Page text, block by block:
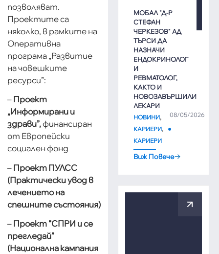
позволяват.
Проектите са
няколко, в рамките на
Оперативна
програма „Развитие
на човешките
ресурси”:
–Проект
„Информирани и
здрави”,финансиран
от Европейски
социален фонд
–ПроектПУЛСС
(Практически увод в
лечението на
спешните състояния)
–Проект “СПРИ и се
прегледай”
(Национална кампания
МОБАЛ "Д-Р
СТЕФАН
ЧЕРКЕЗОВ" АД
ТЪРСИ ДА
НАЗНАЧИ
ЕНДОКРИНОЛОГ
И
РЕВМАТОЛОГ,
КАКТО И
НОВОЗАВЪРШИЛИ
ЛЕКАРИ
08/05/2026
НОВИНИ,
КАРИЕРИ,
КАРИЕРИ
Виж Повече